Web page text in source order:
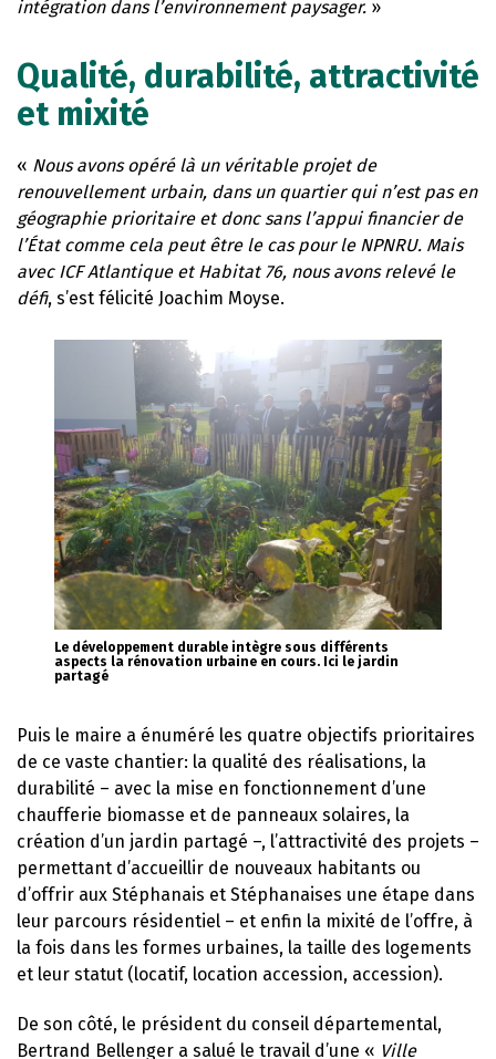
intégration dans l’environnement paysager. »
Qualité, durabilité, attractivité
et mixité
« Nous avons opéré là un véritable projet de
renouvellement urbain, dans un quartier qui n’est pas en
géographie prioritaire et donc sans l’appui financier de
l’État comme cela peut être le cas pour le NPNRU. Mais
avec ICF Atlantique et Habitat 76, nous avons relevé le
défi, s’est félicité Joachim Moyse.
Le développement durable intègre sous différents
aspects la rénovation urbaine en cours. Ici le jardin
partagé
Puis le maire a énuméré les quatre objectifs prioritaires
de ce vaste chantier: la qualité des réalisations, la
durabilité – avec la mise en fonctionnement d’une
chaufferie biomasse et de panneaux solaires, la
création d’un jardin partagé –, l’attractivité des projets –
permettant d’accueillir de nouveaux habitants ou
d’offrir aux Stéphanais et Stéphanaises une étape dans
leur parcours résidentiel – et enfin la mixité de l’offre, à
la fois dans les formes urbaines, la taille des logements
et leur statut (locatif, location accession, accession).
De son côté, le président du conseil départemental,
Bertrand Bellenger a salué le travail d’une « Ville